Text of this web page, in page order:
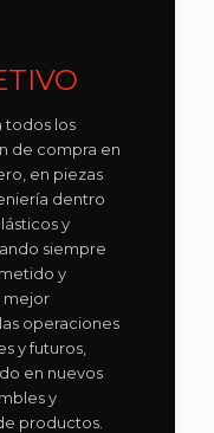
todos los
de compra en
en piezas
dentro
y
siempre
y
mejor
operaciones
y futuros,
en nuevos
y
productos.